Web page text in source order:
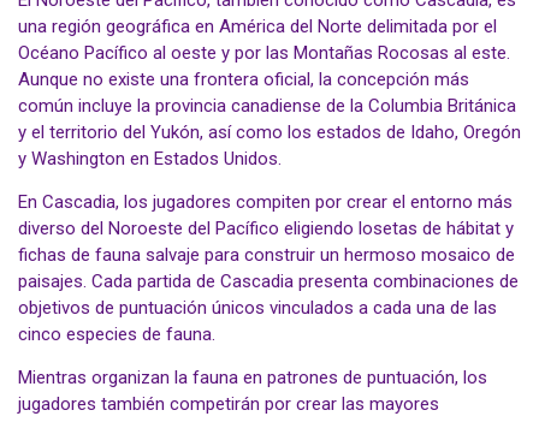
una región geográfica en América del Norte delimitada por el
Océano Pacífico al oeste y por las Montañas Rocosas al este.
Aunque no existe una frontera oficial, la concepción más
común incluye la provincia canadiense de la Columbia Británica
y el territorio del Yukón, así como los estados de Idaho, Oregón
y Washington en Estados Unidos.
En Cascadia, los jugadores compiten por crear el entorno más
diverso del Noroeste del Pacífico eligiendo losetas de hábitat y
fichas de fauna salvaje para construir un hermoso mosaico de
paisajes. Cada partida de Cascadia presenta combinaciones de
objetivos de puntuación únicos vinculados a cada una de las
cinco especies de fauna.
Mientras organizan la fauna en patrones de puntuación, los
jugadores también competirán por crear las mayores